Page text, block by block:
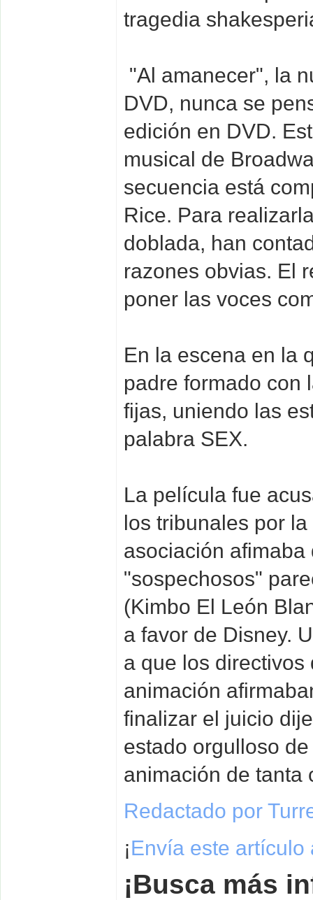
tragedia
"Al amanecer", la
DVD, nunca se
edición en DVD.
musical de
secuencia está
Rice. Para
doblada, han
razones obvias. El
poner las voces
En la escena en la
padre formado con
fijas, uniendo las
palabra SEX.
La película fue
los tribunales por
asociación
"sospechosos"
(Kimbo El León
a favor de Disney.
a que los
animación
finalizar el juicio
estado orgulloso
animación de tanta
Redactado por
¡Envía este artículo
¡Busca más